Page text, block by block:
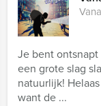
Je bent
een grote slag
natuurlijk!
want de ...